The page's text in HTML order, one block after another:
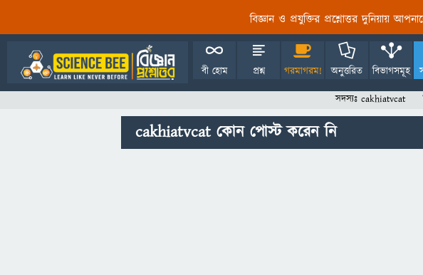
বিজ্ঞান ও প্রযুক্তির প্রশ্নোত্তর দুনিয়ায়
বী হোম প্রশ্ন গরমাগরম! অনুত্তরিত বিভাগসমূহ
সদস্যঃ cakhiatvcat
cakhiatvcat কোন পোস্ট করেন নি